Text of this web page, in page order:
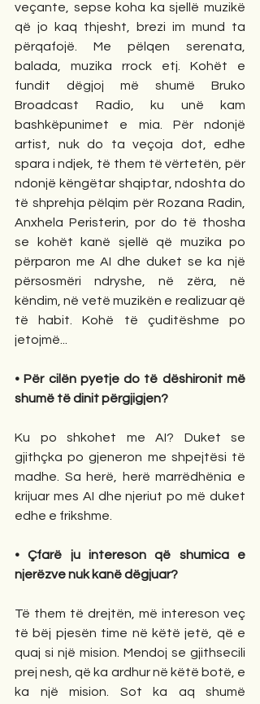
veçante, sepse koha ka sjellë muzikë
që jo kaq thjesht, brezi im mund ta
përqafojë. Me pëlqen serenata,
balada, muzika rrock etj. Kohët e
fundit dëgjoj më shumë Bruko
Broadcast Radio, ku unë kam
bashkëpunimet e mia. Për ndonjë
artist, nuk do ta veçoja dot, edhe
spara i ndjek, të them të vërtetën, për
ndonjë këngëtar shqiptar, ndoshta do
të shprehja pëlqim për Rozana Radin,
Anxhela Peristerin, por do të thosha
se kohët kanë sjellë që muzika po
përparon me AI dhe duket se ka një
përsosmëri ndryshe, në zëra, në
këndim, në vetë muzikën e realizuar që
të habit. Kohë të çuditëshme po
jetojmë...
• Për cilën pyetje do të dëshironit më
shumë të dinit përgjigjen?
Ku po shkohet me AI? Duket se
gjithçka po gjeneron me shpejtësi të
madhe. Sa herë, herë marrëdhënia e
krijuar mes AI dhe njeriut po më duket
edhe e frikshme.
• Çfarë ju intereson që shumica e
njerëzve nuk kanë dëgjuar?
Të them të drejtën, më intereson veç
të bëj pjesën time në këtë jetë, që e
quaj si një mision. Mendoj se gjithsecili
prej nesh, që ka ardhur në këtë botë, e
ka një mision. Sot ka aq shumë